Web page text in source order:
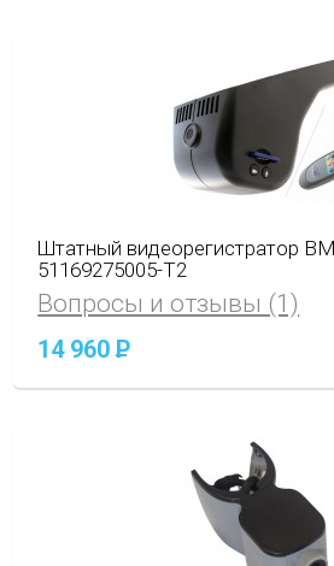
Штатный видеорегистратор
51169275005-T2
Вопросы и отзывы (1)
14 960P